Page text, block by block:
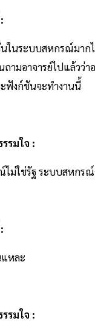
นในระบบสหกรณ์มาก
ถามอาจารย์ไปแล้วว่
ฟังก์ชันจะทำงานนี้
รมใจ :
ไม่ใช่รัฐ ระบบสหกร
หละ
รมใจ :